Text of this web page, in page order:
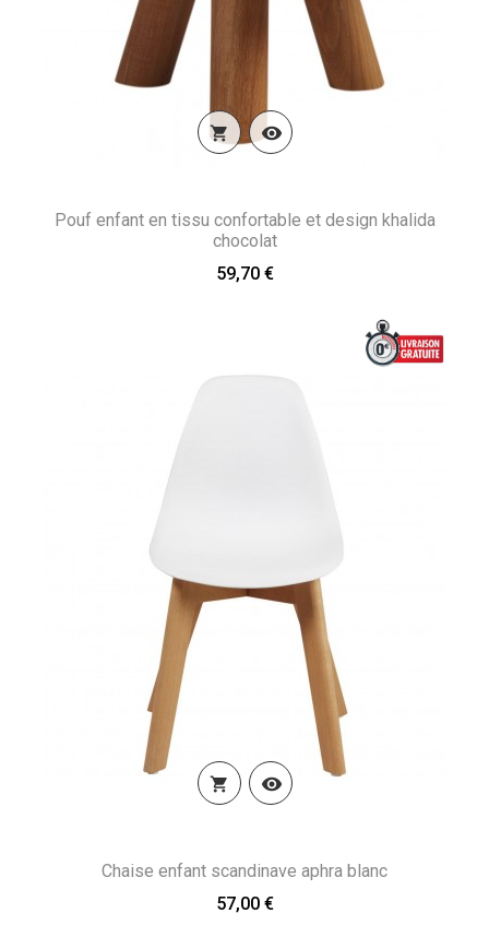
 
Pouf enfant en tissu confortable et design khalida
chocolat
59,70 €
 
Chaise enfant scandinave aphra blanc
57,00 €